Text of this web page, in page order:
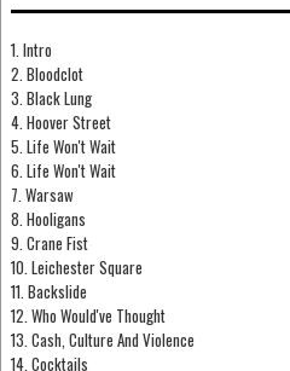
1. Intro
2. Bloodclot
3. Black Lung
4. Hoover Street
5. Life Won't Wait
6. Life Won't Wait
7. Warsaw
8. Hooligans
9. Crane Fist
10. Leichester Square
11. Backslide
12. Who Would've Thought
13. Cash, Culture And Violence
14. Cocktails